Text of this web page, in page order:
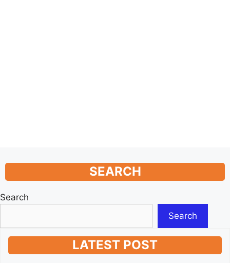
SEARCH
Search
Search
LATEST POST